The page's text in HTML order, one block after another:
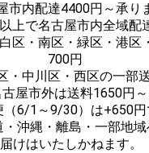
市内配達4400円～承り
上で名古屋市内全域配
区・南区・緑区・港区
700円
・中川区・西区の一部
屋市外は送料1650円～
6/1～9/30）は+650円
・沖縄・離島・一部地
けはいたしかねます。